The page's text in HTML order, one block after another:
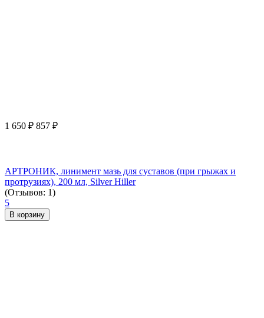
1 650 ₽ 857 ₽
АРТРОНИК, линимент мазь для суставов (при грыжах и
протрузиях), 200 мл, Silver Hiller
(Отзывов: 1)
5
В корзину